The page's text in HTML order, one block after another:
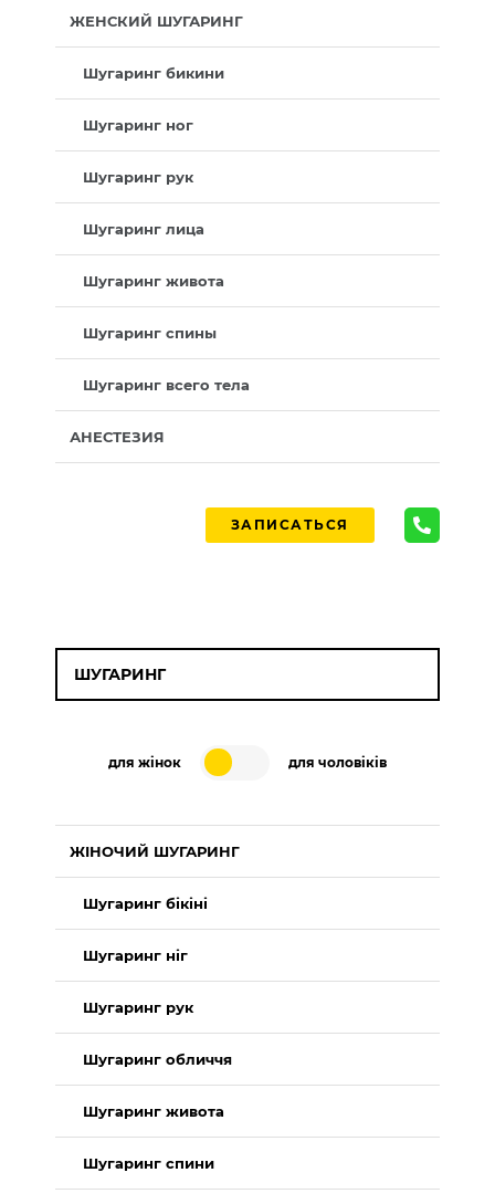
ЖЕНСКИЙ ШУГАРИНГ
Шугаринг бикини
Шугаринг ног
Шугаринг рук
Шугаринг лица
Шугаринг живота
Шугаринг спины
Шугаринг всего тела
АНЕСТЕЗИЯ
ЗАПИСАТЬСЯ
ШУГАРИНГ
для жінок для чоловіків
ЖІНОЧИЙ ШУГАРИНГ
Шугаринг бікіні
Шугаринг ніг
Шугаринг рук
Шугаринг обличчя
Шугаринг живота
Шугаринг спини